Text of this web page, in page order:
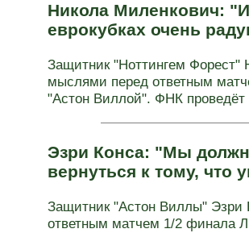
Никола Миленкович:
еврокубках очень
Защитник "Ноттингем Форест"
мыслями перед ответным
"Астон Виллой". ФНК
Эзри Конса: "Мы
вернуться к тому, что
Защитник "Астон Виллы" Эзри
ответным матчем 1/2 финала